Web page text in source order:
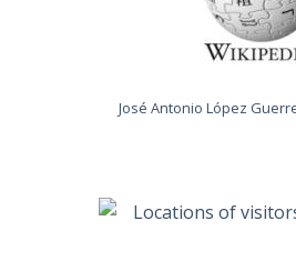
José Antonio López